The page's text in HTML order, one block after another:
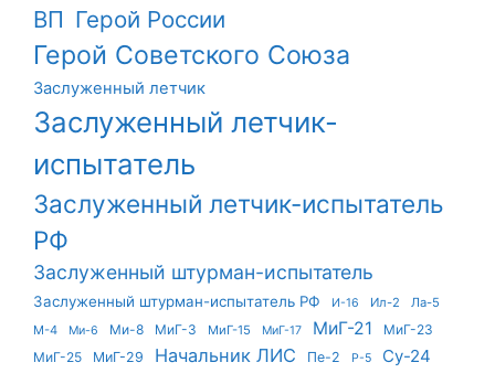
ВП Герой России
Герой Советского Союза
Заслуженный летчик
Заслуженный летчик-
испытатель
Заслуженный летчик-испытатель
РФ
Заслуженный штурман-испытатель
Заслуженный штурман-испытатель РФ И-16 Ил-2
Ла-5
М-4
Ми-6 Ми-8 МиГ-3 МиГ-15 МиГ-17 МиГ-21
МиГ-23
МиГ-25
МиГ-29 Начальник ЛИС Пе-2 Р-5 Су-24